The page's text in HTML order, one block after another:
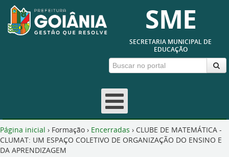
SME
SECRETARIA MUNICIPAL DE
EDUCAÇÃO
Página inicial › Formação › Encerradas › CLUBE DE MATEMÁTICA -
CLUMAT: UM ESPAÇO COLETIVO DE ORGANIZAÇÃO DO ENSINO E
DA APRENDIZAGEM